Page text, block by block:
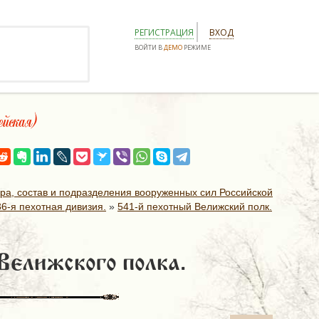
РЕГИСТРАЦИЯ ВХОД
ВОЙТИ ВДЕМО РЕЖИМЕ
состав и подразделения вооруженных сил Российской
я пехотная дивизия. » 541-й пехотный Велижский полк.
полка.